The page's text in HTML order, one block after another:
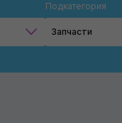
Подкатегория
Запчасти